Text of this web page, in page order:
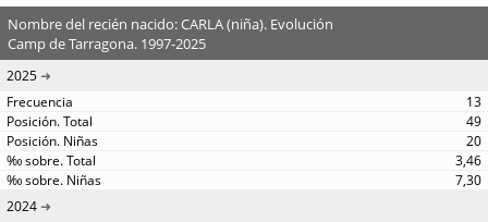
Nombre del recién nacido: CARLA (niña). Evolución
Camp de Tarragona. 1997-2025
2025
13
49
20
3,46
7,30
2024